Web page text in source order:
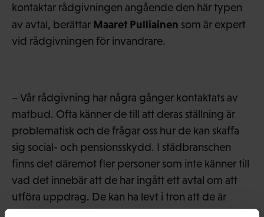
kontaktar rådgivningen angående den här typen
av avtal, berättar Maaret Pulliainen som är expert
vid rådgivningen för invandrare.
– Vår rådgivning har några gånger kontaktats av
matbud. Ofta känner de till att deras ställning är
problematisk och de frågar oss hur de kan skaffa
sig social- och pensionsskydd. I städbranschen
finns det däremot fler personer som inte känner till
vad det innebär att de har ingått ett avtal om att
utföra uppdrag. De kan ha levt i tron att de är
löntagare, berättar Maaret Pulliainen.